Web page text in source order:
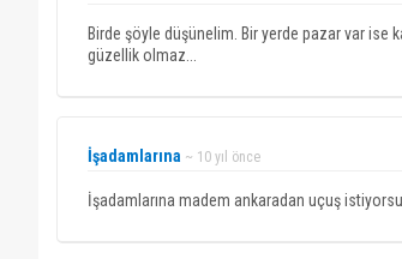
Birde şöyle düşünelim. Bir yerde pazar var
güzellik olmaz...
İşadamlarına ~ 10 yıl önce
İşadamlarına madem ankaradan uçuş